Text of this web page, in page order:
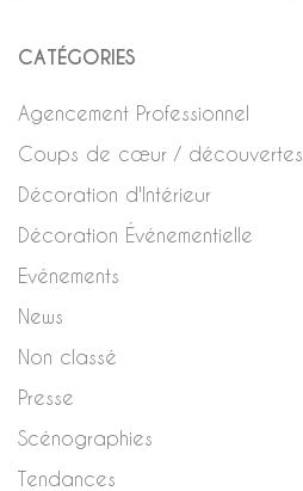
CATÉGORIES
Agencement Professionnel
Coups de cœur / découvertes
Décoration d'Intérieur
Décoration Événementielle
Evénements
News
Non classé
Presse
Scénographies
Tendances